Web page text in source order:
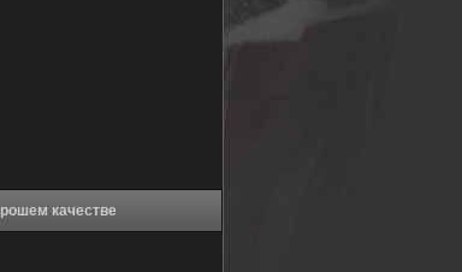
жемчуг Зет 7: Супер Андроид 13 (1992) в хорошем качестве